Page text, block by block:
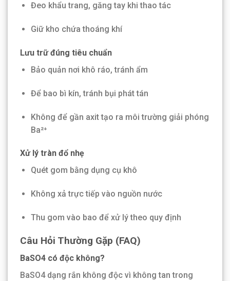
Đeo khẩu trang, găng tay khi thao tác
Giữ kho chứa thoáng khí
Lưu trữ đúng tiêu chuẩn
Bảo quản nơi khô ráo, tránh ẩm
Để bao bì kín, tránh bụi phát tán
Không để gần axit tạo ra môi trường giải phóng
Ba²⁺
Xử lý tràn đổ nhẹ
Quét gom bằng dụng cụ khô
Không xả trực tiếp vào nguồn nước
Thu gom vào bao để xử lý theo quy định
Câu Hỏi Thường Gặp (FAQ)
BaSO4 có độc không?
BaSO4 dạng rắn không độc vì không tan trong